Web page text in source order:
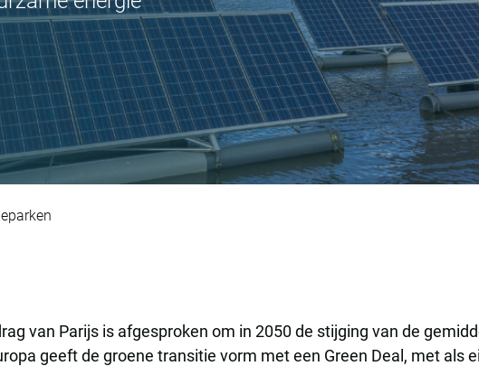
van Parijs is afgesproken om in 2050 de stijging van de
geeft de groene transitie vorm met een Green Deal, met als